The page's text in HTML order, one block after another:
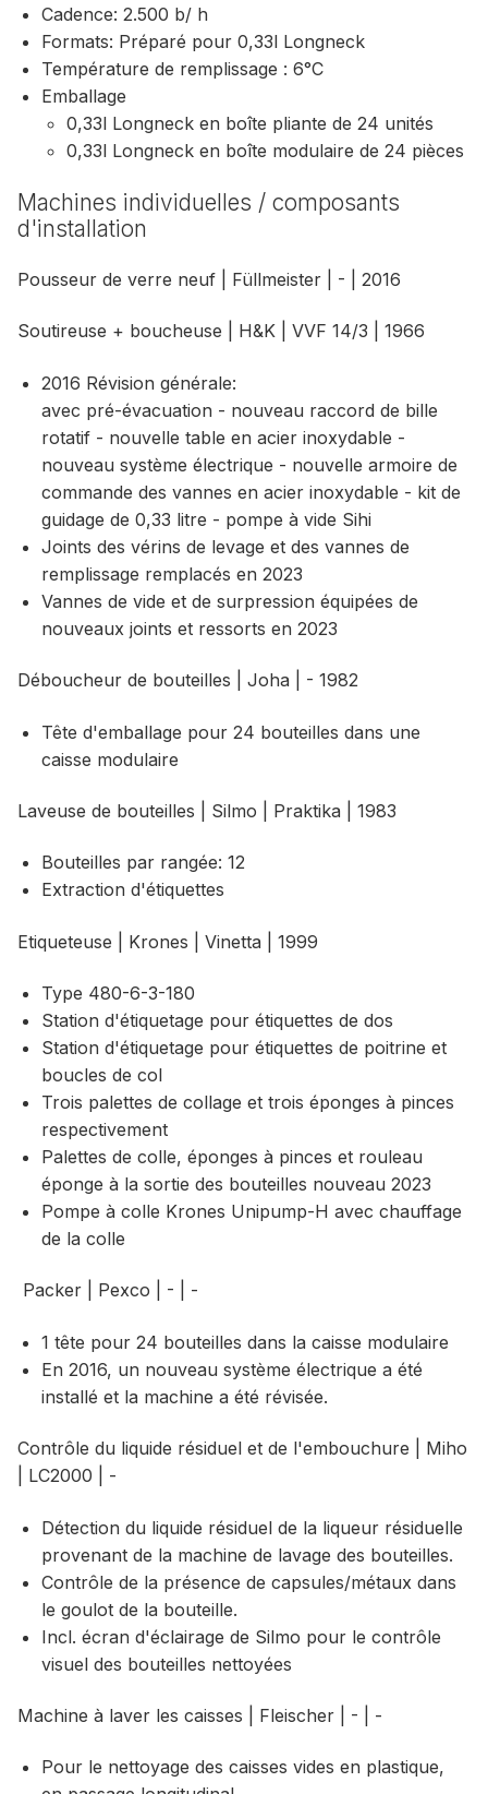
Cadence: 2.500 b/ h
Formats: Préparé pour 0,33l Longneck
Température de remplissage : 6°C
Emballage
0,33l Longneck en boîte pliante de 24 unités
0,33l Longneck en boîte modulaire de 24 pièces
Machines individuelles / composants
d'installation
Pousseur de verre neuf | Füllmeister | - | 2016
Soutireuse + boucheuse | H&K | VVF 14/3 | 1966
2016 Révision générale:
avec pré-évacuation - nouveau raccord de bille
rotatif - nouvelle table en acier inoxydable -
nouveau système électrique - nouvelle armoire de
commande des vannes en acier inoxydable - kit de
guidage de 0,33 litre - pompe à vide Sihi
Joints des vérins de levage et des vannes de
remplissage remplacés en 2023
Vannes de vide et de surpression équipées de
nouveaux joints et ressorts en 2023
Déboucheur de bouteilles | Joha | - 1982
Tête d'emballage pour 24 bouteilles dans une
caisse modulaire
Laveuse de bouteilles | Silmo | Praktika | 1983
Bouteilles par rangée: 12
Extraction d'étiquettes
Etiqueteuse | Krones | Vinetta | 1999
Type 480-6-3-180
Station d'étiquetage pour étiquettes de dos
Station d'étiquetage pour étiquettes de poitrine et
boucles de col
Trois palettes de collage et trois éponges à pinces
respectivement
Palettes de colle, éponges à pinces et rouleau
éponge à la sortie des bouteilles nouveau 2023
Pompe à colle Krones Unipump-H avec chauffage
de la colle
Packer | Pexco | - | -
1 tête pour 24 bouteilles dans la caisse modulaire
En 2016, un nouveau système électrique a été
installé et la machine a été révisée.
Contrôle du liquide résiduel et de l'embouchure | Miho
| LC2000 | -
Détection du liquide résiduel de la liqueur résiduelle
provenant de la machine de lavage des bouteilles.
Contrôle de la présence de capsules/métaux dans
le goulot de la bouteille.
Incl. écran d'éclairage de Silmo pour le contrôle
visuel des bouteilles nettoyées
Machine à laver les caisses | Fleischer | - | -
Pour le nettoyage des caisses vides en plastique,